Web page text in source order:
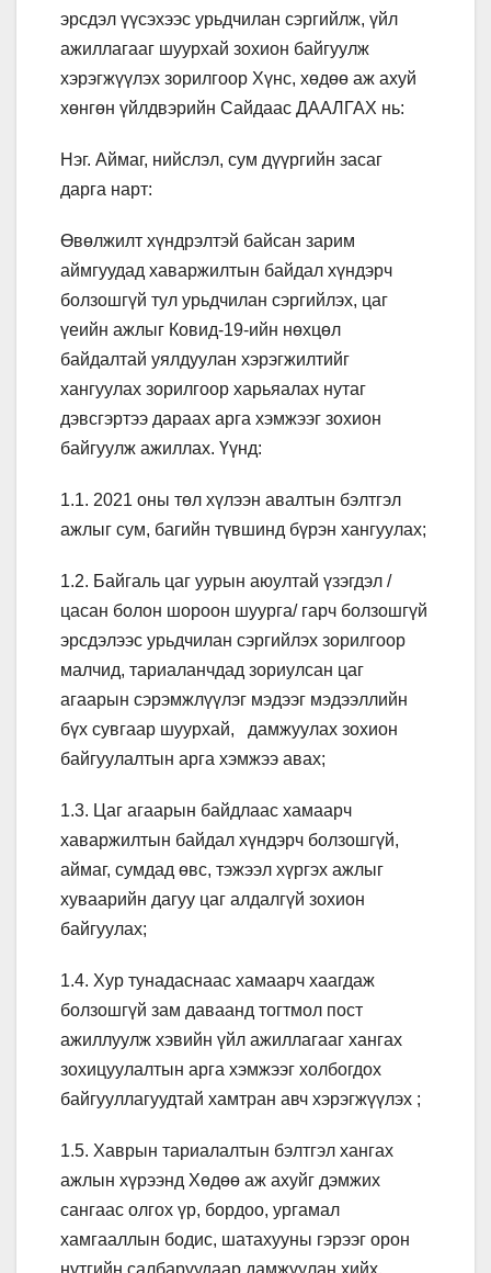
эрсдэл үүсэхээс урьдчилан сэргийлж, үйл
ажиллагааг шуурхай зохион байгуулж
хэрэгжүүлэх зорилгоор Хүнс, хөдөө аж ахуй
хөнгөн үйлдвэрийн Сайдаас ДААЛГАХ нь:
Нэг. Аймаг, нийслэл, сум дүүргийн засаг
дарга нарт:
Өвөлжилт хүндрэлтэй байсан зарим
аймгуудад хаваржилтын байдал хүндэрч
болзошгүй тул урьдчилан сэргийлэх, цаг
үеийн ажлыг Ковид-19-ийн нөхцөл
байдалтай уялдуулан хэрэгжилтийг
хангуулах зорилгоор харьяалах нутаг
дэвсгэртээ дараах арга хэмжээг зохион
байгуулж ажиллах. Үүнд:
1.1. 2021 оны төл хүлээн авалтын бэлтгэл
ажлыг сум, багийн түвшинд бүрэн хангуулах;
1.2. Байгаль цаг уурын аюултай үзэгдэл /
цасан болон шороон шуурга/ гарч болзошгүй
эрсдэлээс урьдчилан сэргийлэх зорилгоор
малчид, тариаланчдад зориулсан цаг
агаарын сэрэмжлүүлэг мэдээг мэдээллийн
бүх сувгаар шуурхай, дамжуулах зохион
байгуулалтын арга хэмжээ авах;
1.3. Цаг агаарын байдлаас хамаарч
хаваржилтын байдал хүндэрч болзошгүй,
аймаг, сумдад өвс, тэжээл хүргэх ажлыг
хуваарийн дагуу цаг алдалгүй зохион
байгуулах;
1.4. Хур тунадаснаас хамаарч хаагдаж
болзошгүй зам даваанд тогтмол пост
ажиллуулж хэвийн үйл ажиллагааг хангах
зохицуулалтын арга хэмжээг холбогдох
байгууллагуудтай хамтран авч хэрэгжүүлэх ;
1.5. Хаврын тариалалтын бэлтгэл хангах
ажлын хүрээнд Хөдөө аж ахуйг дэмжих
сангаас олгох үр, бордоо, ургамал
хамгааллын бодис, шатахууны гэрээг орон
нутгийн салбаруудаар дамжуулан хийх,